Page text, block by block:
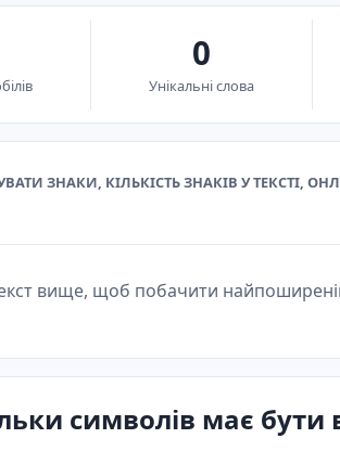
0
Унікальні слова
ЗНАКИ, КІЛЬКІСТЬ ЗНАКІВ У ТЕКСТІ,
вище, щоб побачити
символів має бути